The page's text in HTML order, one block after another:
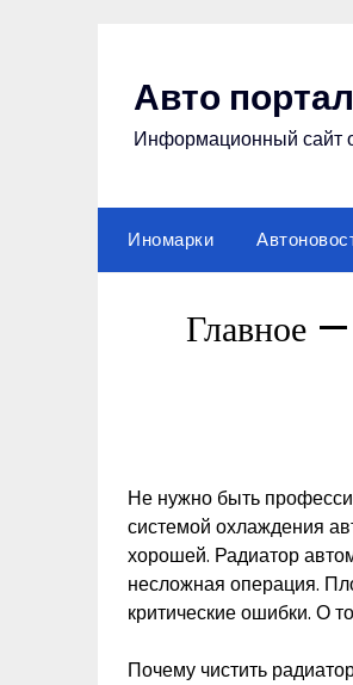
Авто портал
Информационный сайт
Иномарки
Главное —
Не нужно быть
системой охлаждения
хорошей. Радиатор
несложная операция.
критические ошибки. О
Почему чистить